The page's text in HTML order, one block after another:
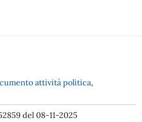
attività politica,
del 08-11-2025